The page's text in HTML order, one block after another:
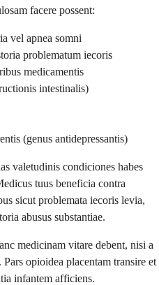
facere possent:
vel apnea somni
problematum iecoris
medicamentis
intestinalis)
(genus antidepressantis)
valetudinis condiciones habes
tuus beneficia contra
sicut problemata iecoris levia,
abusus substantiae.
medicinam vitare debent, nisi a
opioidea placentam transire et
infantem afficiens.